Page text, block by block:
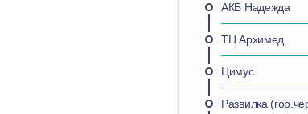
АКБ Надежда
ТЦ Архимед
Цимус
Развилка